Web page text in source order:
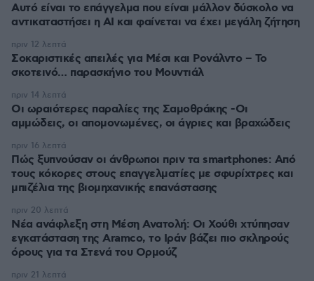
Αυτό είναι το επάγγελμα που είναι μάλλον δύσκολο να
αντικαταστήσει η AI και φαίνεται να έχει μεγάλη ζήτηση
Σοκαριστικές απειλές για Μέσι και Ρονάλντο – Το
σκοτεινό… παρασκήνιο του Μουντιάλ
πριν 12 λεπτά
Οι ωραιότερες παραλίες της Σαμοθράκης -Οι
αμμώδεις, οι απομονωμένες, οι άγριες και βραχώδεις
πριν 14 λεπτά
Πώς ξυπνούσαν οι άνθρωποι πριν τα smartphones: Από
τους κόκορες στους επαγγελματίες με σφυρίχτρες και
μπιζέλια της βιομηχανικής επανάστασης
πριν 16 λεπτά
Νέα ανάφλεξη στη Μέση Ανατολή: Οι Χούθι χτύπησαν
εγκατάσταση της Aramco, το Ιράν βάζει πιο σκληρούς
όρους για τα Στενά του Ορμούζ
πριν 20 λεπτά
πριν 21 λεπτά